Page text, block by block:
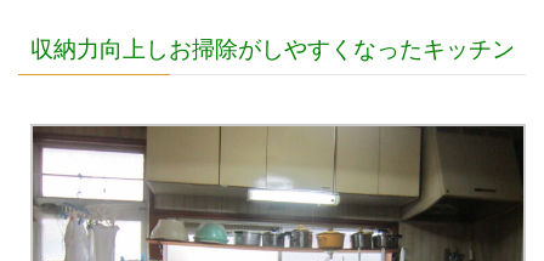
収納力向上しお掃除がしやすくなったキッチン